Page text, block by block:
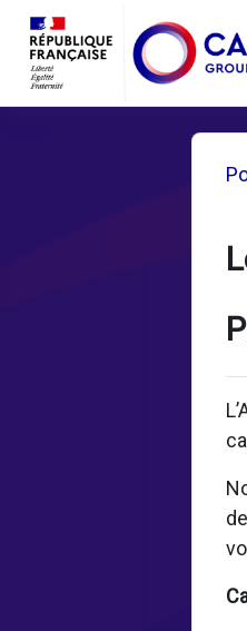
Passer au contenu principal